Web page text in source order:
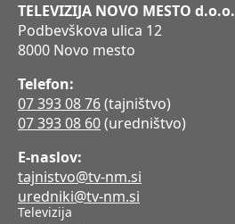
TELEVIZIJA NOVO MESTO d.o.o.
Podbevškova ulica 12
8000 Novo mesto
Telefon:
07 393 08 76(tajništvo)
07 393 08 60(uredništvo)
E-naslov:
tajnistvo@tv-nm.si
uredniki@tv-nm.si
Televizija